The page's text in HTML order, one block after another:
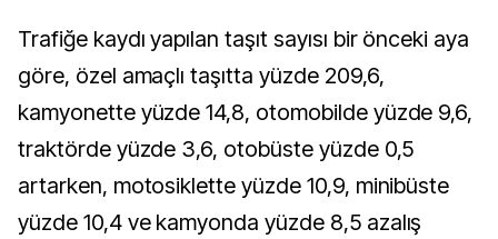
Trafiğe kaydı yapılan taşıt sayısı bir önceki aya
göre, özel amaçlı taşıtta yüzde 209,6,
kamyonette yüzde 14,8, otomobilde yüzde 9,6,
traktörde yüzde 3,6, otobüste yüzde 0,5
artarken, motosiklette yüzde 10,9, minibüste
yüzde 10,4 ve kamyonda yüzde 8,5 azalış